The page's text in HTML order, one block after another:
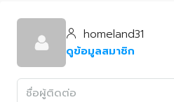
homeland31
ดูข้อมูลสมาชิก